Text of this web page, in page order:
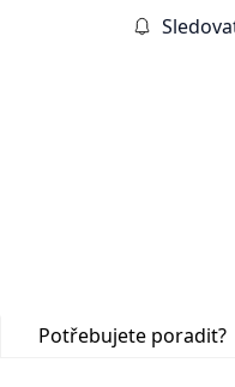
Potřebujete poradit?